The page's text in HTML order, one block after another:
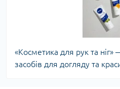
«Косметика для рук та ніг»
засобів для догляду та